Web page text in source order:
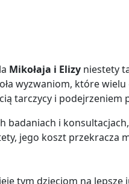
Mikołaja i Elizy niestety
które wielu
tarczycy i
i
jego koszt przekracza
tym dzieciom na lepsze